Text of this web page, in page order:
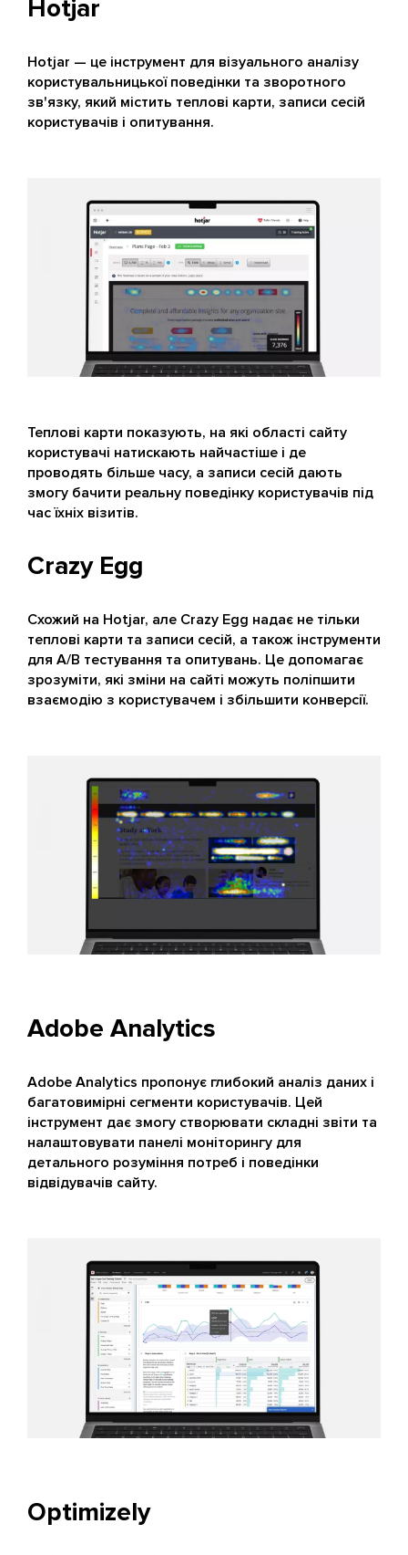
Hotjar
Hotjar — це інструмент для візуального аналізу
користувальницької поведінки та зворотного
зв'язку, який містить теплові карти, записи сесій
користувачів і опитування.
Теплові карти показують, на які області сайту
користувачі натискають найчастіше і де
проводять більше часу, а записи сесій дають
змогу бачити реальну поведінку користувачів під
час їхніх візитів.
Crazy Egg
Схожий на Hotjar, але Crazy Egg надає не тільки
теплові карти та записи сесій, а також інструменти
для A/B тестування та опитувань. Це допомагає
зрозуміти, які зміни на сайті можуть поліпшити
взаємодію з користувачем і збільшити конверсії.
Adobe Analytics
Adobe Analytics пропонує глибокий аналіз даних і
багатовимірні сегменти користувачів. Цей
інструмент дає змогу створювати складні звіти та
налаштовувати панелі моніторингу для
детального розуміння потреб і поведінки
відвідувачів сайту.
Optimizely